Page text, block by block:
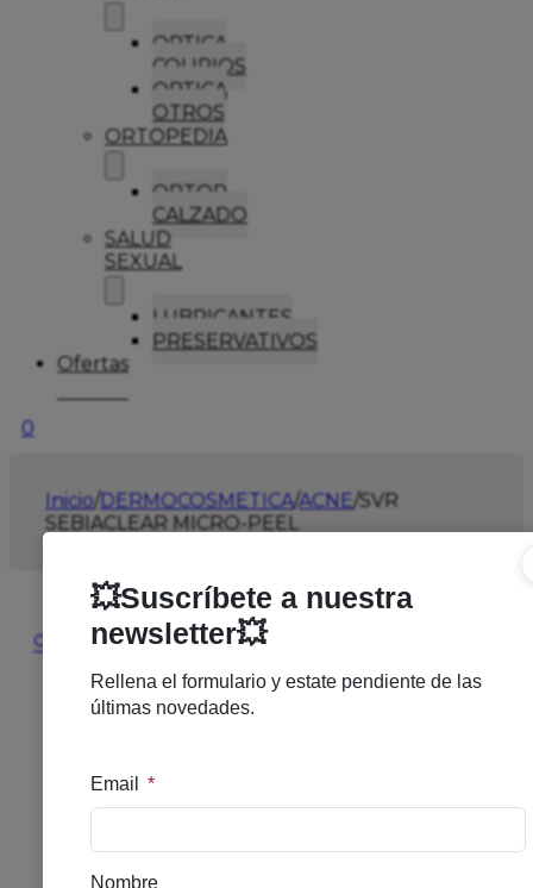
OPTICA
COLIRIOS
OPTICA
OTROS
ORTOPEDIA
ORTOP
CALZADO
SALUD
SEXUAL
LUBRICANTES
PRESERVATIVOS
Ofertas
0
Inicio/DERMOCOSMETICA/ACNE/SVR
SEBIACLEAR MICRO-PEEL
🔍